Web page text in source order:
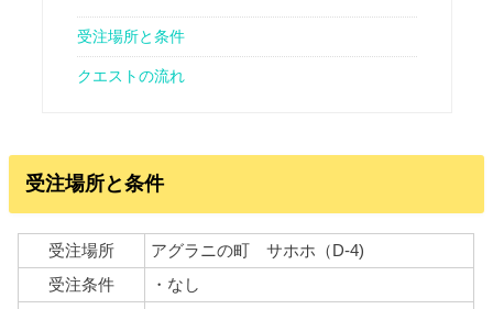
受注場所と条件
クエストの流れ
受注場所と条件
受注場所
アグラニの町 サホホ（D-4)
受注条件
・なし